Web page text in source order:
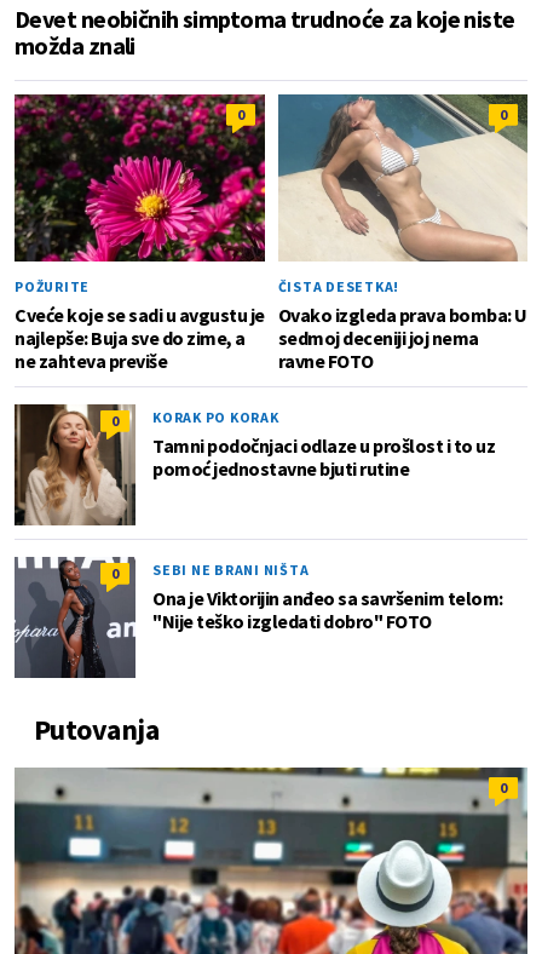
Devet neobičnih simptoma trudnoće za koje niste
možda znali
0
POŽURITE
Cveće koje se sadi u avgustu je
najlepše: Buja sve do zime, a
ne zahteva previše
0
ČISTA DESETKA!
Ovako izgleda prava bomba: U
sedmoj deceniji joj nema
ravne FOTO
0 KORAK PO KORAK
Tamni podočnjaci odlaze u prošlost i to uz
pomoć jednostavne bjuti rutine
0 SEBI NE BRANI NIŠTA
Ona je Viktorijin anđeo sa savršenim telom:
"Nije teško izgledati dobro" FOTO
Putovanja
0